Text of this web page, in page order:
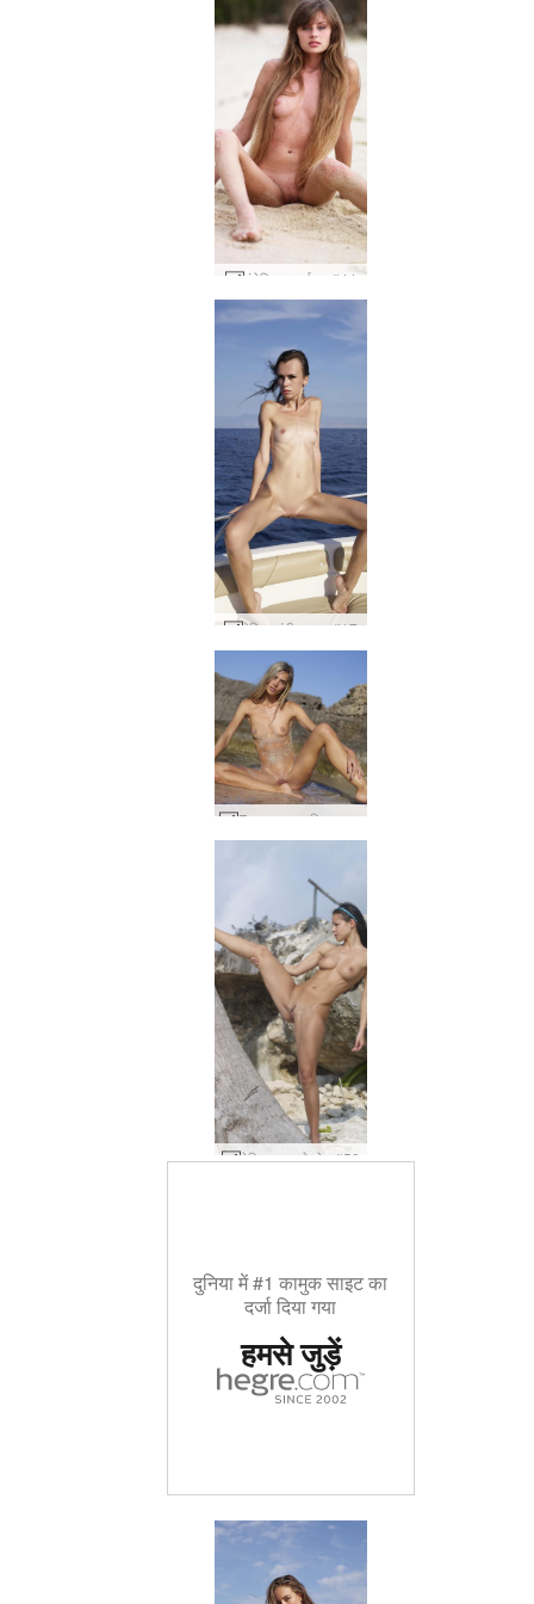
एंजेलिका सूर्यास्त #44
ऐलिस नंगी क्रूज #17
Francy नग्न दिखावटी #37
मेलिसा ताड़ के पेड़ #53
दुनिया में #1 कामुक साइट का
दर्जा दिया गया
हमसे जुड़ें